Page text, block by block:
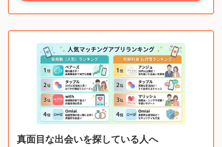
真面目な出会いを探している人へ